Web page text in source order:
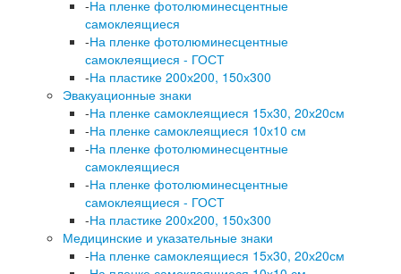
-На пленке фотолюминесцентные
самоклеящиеся
-На пленке фотолюминесцентные
самоклеящиеся - ГОСТ
-На пластике 200х200, 150х300
Эвакуационные знаки
-На пленке самоклеящиеся 15х30, 20х20см
-На пленке самоклеящиеся 10х10 см
-На пленке фотолюминесцентные
самоклеящиеся
-На пленке фотолюминесцентные
самоклеящиеся - ГОСТ
-На пластике 200х200, 150х300
Медицинские и указательные знаки
-На пленке самоклеящиеся 15х30, 20х20см